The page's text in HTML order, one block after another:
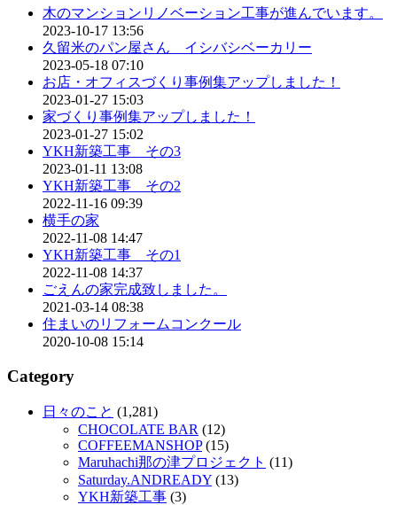
木のマンションリノベーション工事が進んでいます。
2023-10-17 13:56
久留米のパン屋さん イシバシベーカリー
2023-05-18 07:10
お店・オフィスづくり事例集アップしました！
2023-01-27 15:03
家づくり事例集アップしました！
2023-01-27 15:02
YKH新築工事 その3
2023-01-11 13:08
YKH新築工事 その2
2022-11-16 09:39
横手の家
2022-11-08 14:47
YKH新築工事 その1
2022-11-08 14:37
ごえんの家完成致しました。
2021-03-14 08:38
住まいのリフォームコンクール
2020-10-08 15:14
Category
日々のこと (1,281)
CHOCOLATE BAR (12)
COFFEEMANSHOP(15)
Maruhachi那の津プロジェクト (11)
Saturday.ANDREADY (13)
YKH新築工事 (3)